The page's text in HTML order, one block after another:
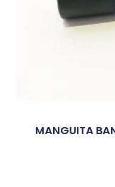
MANGUITA